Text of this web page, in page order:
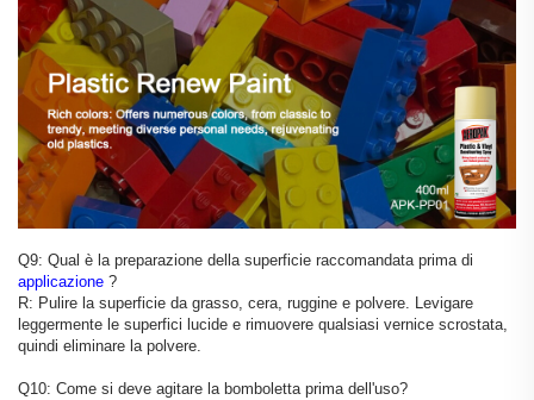
Q9: Qual è la preparazione della superficie raccomandata prima di
applicazione ?
R: Pulire la superficie da grasso, cera, ruggine e polvere. Levigare
leggermente le superfici lucide e rimuovere qualsiasi vernice scrostata,
quindi eliminare la polvere.
Q10: Come si deve agitare la bomboletta prima dell'uso?